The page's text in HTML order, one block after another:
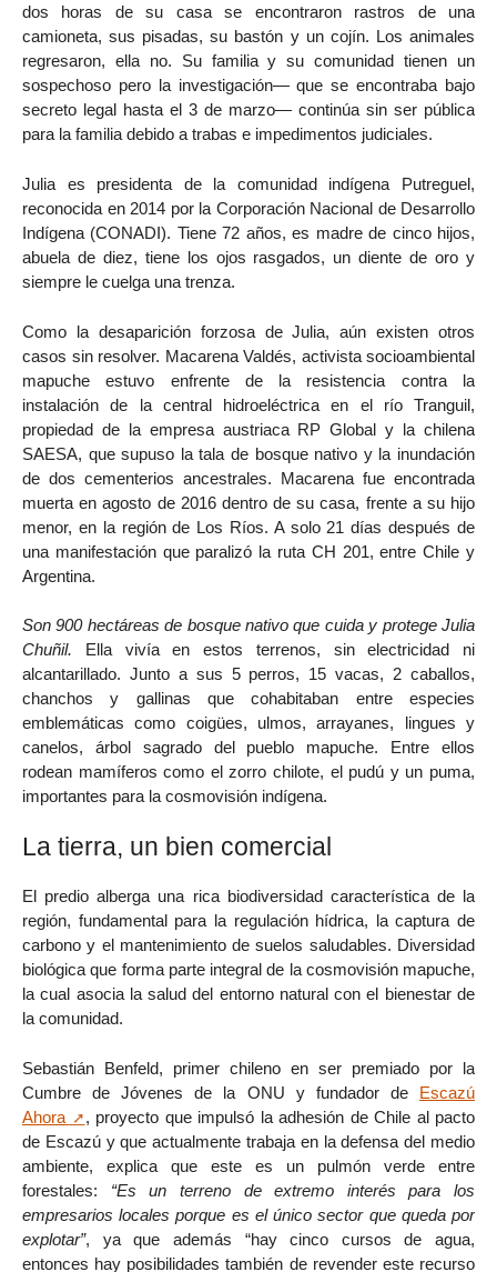
dos horas de su casa se encontraron rastros de una
camioneta, sus pisadas, su bastón y un cojín. Los animales
regresaron, ella no. Su familia y su comunidad tienen un
sospechoso pero la investigación— que se encontraba bajo
secreto legal hasta el 3 de marzo— continúa sin ser pública
para la familia debido a trabas e impedimentos judiciales.
Julia es presidenta de la comunidad indígena Putreguel,
reconocida en 2014 por la Corporación Nacional de Desarrollo
Indígena (CONADI). Tiene 72 años, es madre de cinco hijos,
abuela de diez, tiene los ojos rasgados, un diente de oro y
siempre le cuelga una trenza.
Como la desaparición forzosa de Julia, aún existen otros
casos sin resolver. Macarena Valdés, activista socioambiental
mapuche estuvo enfrente de la resistencia contra la
instalación de la central hidroeléctrica en el río Tranguil,
propiedad de la empresa austriaca RP Global y la chilena
SAESA, que supuso la tala de bosque nativo y la inundación
de dos cementerios ancestrales. Macarena fue encontrada
muerta en agosto de 2016 dentro de su casa, frente a su hijo
menor, en la región de Los Ríos. A solo 21 días después de
una manifestación que paralizó la ruta CH 201, entre Chile y
Argentina.
Son 900 hectáreas de bosque nativo que cuida y protege Julia
Chuñil. Ella vivía en estos terrenos, sin electricidad ni
alcantarillado. Junto a sus 5 perros, 15 vacas, 2 caballos,
chanchos y gallinas que cohabitaban entre especies
emblemáticas como coigües, ulmos, arrayanes, lingues y
canelos, árbol sagrado del pueblo mapuche. Entre ellos
rodean mamíferos como el zorro chilote, el pudú y un puma,
importantes para la cosmovisión indígena.
La tierra, un bien comercial
El predio alberga una rica biodiversidad característica de la
región, fundamental para la regulación hídrica, la captura de
carbono y el mantenimiento de suelos saludables. Diversidad
biológica que forma parte integral de la cosmovisión mapuche,
la cual asocia la salud del entorno natural con el bienestar de
la comunidad.
Sebastián Benfeld, primer chileno en ser premiado por la
Cumbre de Jóvenes de la ONU y fundador de Escazú
Ahora
, proyecto que impulsó la adhesión de Chile al pacto
de Escazú y que actualmente trabaja en la defensa del medio
ambiente, explica que este es un pulmón verde entre
forestales: “Es un terreno de extremo interés para los
empresarios locales porque es el único sector que queda por
explotar”, ya que además “hay cinco cursos de agua,
entonces hay posibilidades también de revender este recurso